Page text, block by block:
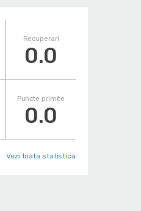
Recuperari
0.0
Puncte primite
0.0
Vezi toata statistica